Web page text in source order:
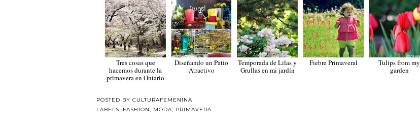
Tres cosas que
hacemos durante la
primavera en Ontario
Diseñando un Patio
Atractivo
Temporada de Lilas y
Grullas en mi jardín
Fiebre Primaveral
Tulips from my
garden
POSTED BY CULTURAFEMENINA
LABELS: FASHION, MODA, PRIMAVERA